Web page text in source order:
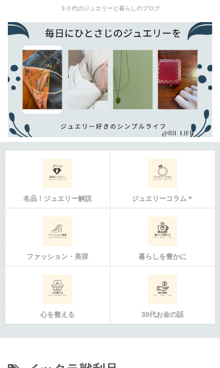
３０代のジュエリーと暮らしのブログ
名品！ジュエリー解説 ジュエリーコラム＊
ファッション・美容 暮らしを豊かに
心を整える 30代お金の話